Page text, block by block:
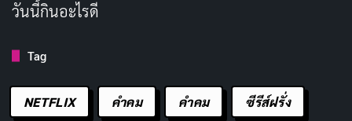
วันนี้กินอะไรดี
Tag
NETFLIX คำคม คําคม ซีรีส์ฝรั่ง